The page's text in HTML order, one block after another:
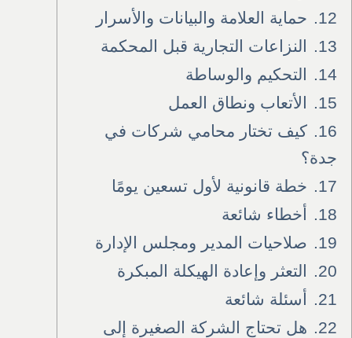
12.
حماية العلامة والبيانات والأسرار
13.
النزاعات التجارية قبل المحكمة
14.
التحكيم والوساطة
15.
الأتعاب ونطاق العمل
16.
كيف تختار محامي شركات في
جدة؟
17.
خطة قانونية لأول تسعين يومًا
18.
أخطاء شائعة
19.
صلاحيات المدير ومجلس الإدارة
20.
التعثر وإعادة الهيكلة المبكرة
21.
أسئلة شائعة
22.
هل تحتاج الشركة الصغيرة إلى